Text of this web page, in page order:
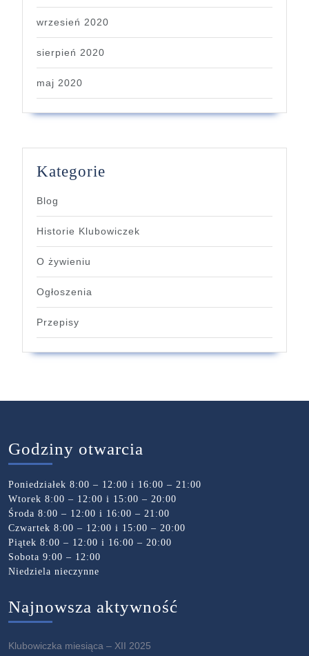
wrzesień 2020
sierpień 2020
maj 2020
Kategorie
Blog
Historie Klubowiczek
O żywieniu
Ogłoszenia
Przepisy
Godziny otwarcia
Poniedziałek 8:00 – 12:00 i 16:00 – 21:00
Wtorek 8:00 – 12:00 i 15:00 – 20:00
Środa 8:00 – 12:00 i 16:00 – 21:00
Czwartek 8:00 – 12:00 i 15:00 – 20:00
Piątek 8:00 – 12:00 i 16:00 – 20:00
Sobota 9:00 – 12:00
Niedziela nieczynne
Najnowsza aktywność
Klubowiczka miesiąca – XII 2025